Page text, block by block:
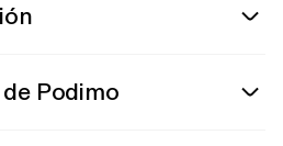
Podimo